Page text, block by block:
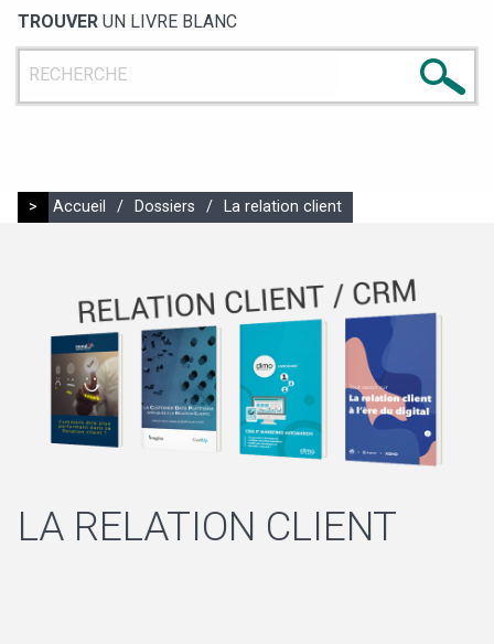
TROUVER UN LIVRE BLANC
> Accueil / Dossiers / La relation client
LA RELATION CLIENT